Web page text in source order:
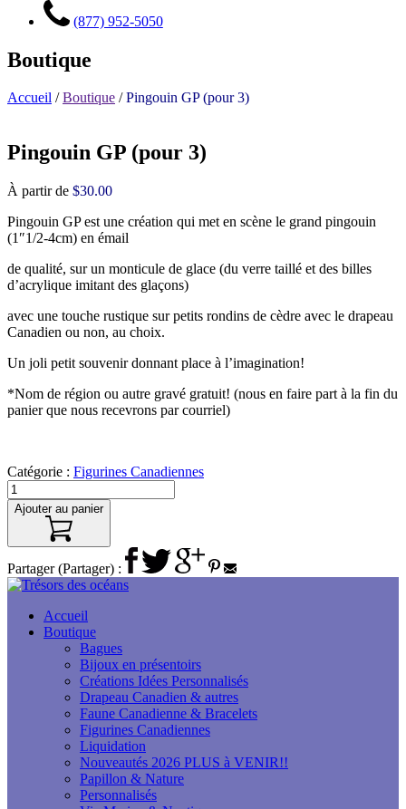
(877) 952-5050
Boutique
Accueil /Boutique /Pingouin GP (pour 3)
Pingouin GP (pour 3)
À partir de $30.00
Pingouin GP est une création qui met en scène le grand pingouin
(1″1/2-4cm) en émail
de qualité, sur un monticule de glace (du verre taillé et des billes
d’acrylique imitant des glaçons)
avec une touche rustique sur petits rondins de cèdre avec le drapeau
Canadien ou non, au choix.
Un joli petit souvenir donnant place à l’imagination!
*Nom de région ou autre gravé gratuit! (nous en faire part à la fin du
panier que nous recevrons par courriel)
Catégorie : Figurines Canadiennes
Ajouter au panier
Partager (Partager) :
Accueil
Boutique
Bagues
Bijoux en présentoirs
Créations Idées Personnalisés
Drapeau Canadien & autres
Faune Canadienne & Bracelets
Figurines Canadiennes
Liquidation
Nouveautés 2026 PLUS à VENIR!!
Papillon & Nature
Personnalisés